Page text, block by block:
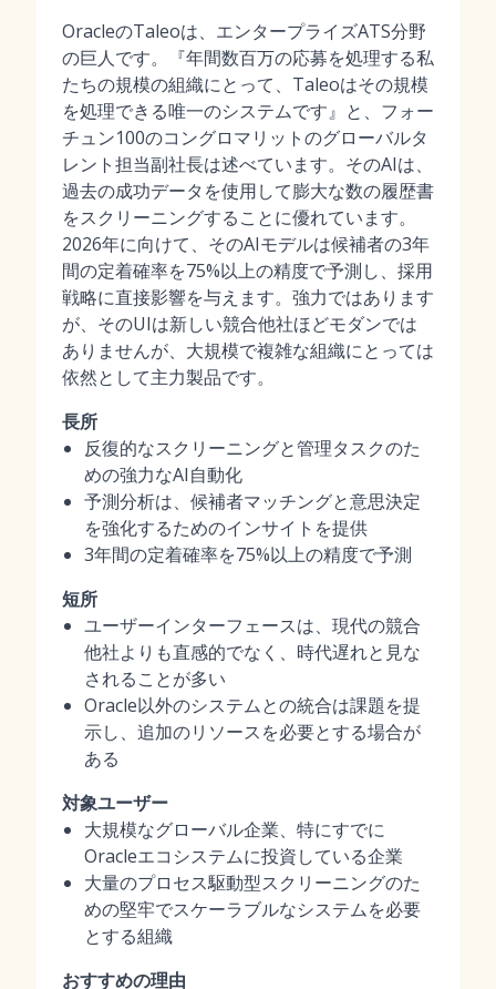
OracleのTaleoは、エンタープライズATS分野
の巨人です。『年間数百万の応募を処理する私
たちの規模の組織にとって、Taleoはその規模
を処理できる唯一のシステムです』と、フォー
チュン100のコングロマリットのグローバルタ
レント担当副社長は述べています。そのAIは、
過去の成功データを使用して膨大な数の履歴書
をスクリーニングすることに優れています。
2026年に向けて、そのAIモデルは候補者の3年
間の定着確率を75%以上の精度で予測し、採用
戦略に直接影響を与えます。強力ではあります
が、そのUIは新しい競合他社ほどモダンでは
ありませんが、大規模で複雑な組織にとっては
依然として主力製品です。
長所
反復的なスクリーニングと管理タスクのた
めの強力なAI自動化
予測分析は、候補者マッチングと意思決定
を強化するためのインサイトを提供
3年間の定着確率を75%以上の精度で予測
短所
ユーザーインターフェースは、現代の競合
他社よりも直感的でなく、時代遅れと見な
されることが多い
Oracle以外のシステムとの統合は課題を提
示し、追加のリソースを必要とする場合が
ある
対象ユーザー
大規模なグローバル企業、特にすでに
Oracleエコシステムに投資している企業
大量のプロセス駆動型スクリーニングのた
めの堅牢でスケーラブルなシステムを必要
とする組織
おすすめの理由